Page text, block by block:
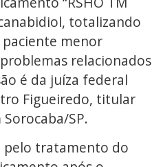
totalizando
paciente menor
relacionados
é da juíza federal
Figueiredo, titular
Sorocaba/SP.
pelo tratamento do